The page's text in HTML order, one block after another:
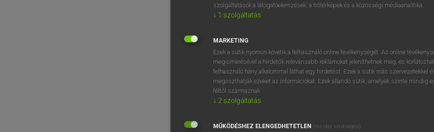
VAN ELŐFIZETÉSED?
megtekintéséhez.
BELÉPÉS
próbaverziójának
regisztrálok ésbelépek.
REGISZTRÁCIÓ
szolgáltatások a látogatóelemzések, a hőtérképek és a közösségi médiaanalitika.
↓ 1 szolgáltatás
MARKETING
Ezek a sütik nyomon követik a felhasználó online tevékenységét. Az online
megismerésével a hirdetők relevánsabb reklámokat jeleníthetnek meg, és
felhasználó hány alkalommal láthat egy hirdetést. Ezek a sütik más szervezetekkel
megoszthatják ezeket az információkat. Ezek állandó sütik, amelyek szinte mindig
féltől származnak.
↓ 2 szolgáltatás
MŰKÖDÉSHEZ ELENGEDHETETLEN (mindig szükséges)